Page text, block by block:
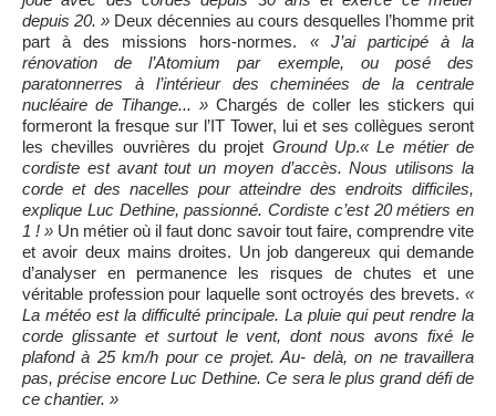
depuis 20. » Deux décennies au cours desquelles l’homme prit
part à des missions hors-normes. « J’ai participé à la
rénovation de l’Atomium par exemple, ou posé des
paratonnerres à l’intérieur des cheminées de la centrale
nucléaire de Tihange... »Chargés de coller les stickers qui
formeront la fresque sur l’IT Tower, lui et ses collègues seront
les chevilles ouvrières du projet Ground Up.« Le métier de
cordiste est avant tout un moyen d’accès. Nous utilisons la
corde et des nacelles pour atteindre des endroits difficiles,
explique Luc Dethine, passionné. Cordiste c’est 20 métiers en
1 ! » Un métier où il faut donc savoir tout faire, comprendre vite
et avoir deux mains droites. Un job dangereux qui demande
d’analyser en permanence les risques de chutes et une
véritable profession pour laquelle sont octroyés des brevets. «
La météo est la difficulté principale. La pluie qui peut rendre la
corde glissante et surtout le vent, dont nous avons fixé le
plafond à 25 km/h pour ce projet. Au- delà, on ne travaillera
pas, précise encore Luc Dethine. Ce sera le plus grand défi de
ce chantier. »